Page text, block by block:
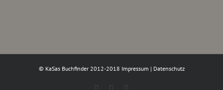
© KaSas Buchfinder 2012-2018 Impressum | Datenschutz
FacebookInstagram